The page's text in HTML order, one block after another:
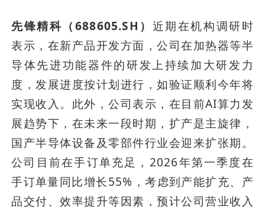
先锋精科（688605.SH） 近期在机构调研时
表示，在新产品开发方面，公司在加热器等半
导体先进功能器件的研发上持续加大研发力
度，发展进度按计划进行，如验证顺利今年将
实现收入。此外，公司表示，在目前AI算力发
展趋势下，在未来一段时期，扩产是主旋律，
国产半导体设备及零部件行业会迎来扩张期。
公司目前在手订单充足，2026年第一季度在
手订单量同比增长55%，考虑到产能扩充、产
品交付、效率提升等因素，预计公司营业收入